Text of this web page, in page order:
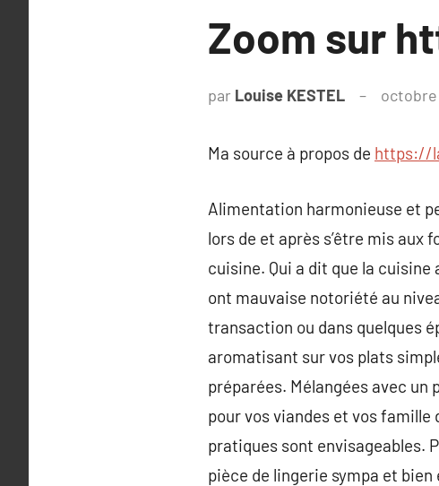
Zoom sur
par Louise KESTEL octobre
Ma source à propos de https://
Alimentation harmonieuse et
lors de et après s’être mis aux
cuisine. Qui a dit que la
ont mauvaise notoriété au
transaction ou dans quelques
aromatisant sur vos plats
préparées. Mélangées avec
pour vos viandes et vos famille
pratiques sont envisageables.
pièce de lingerie sympa et bien